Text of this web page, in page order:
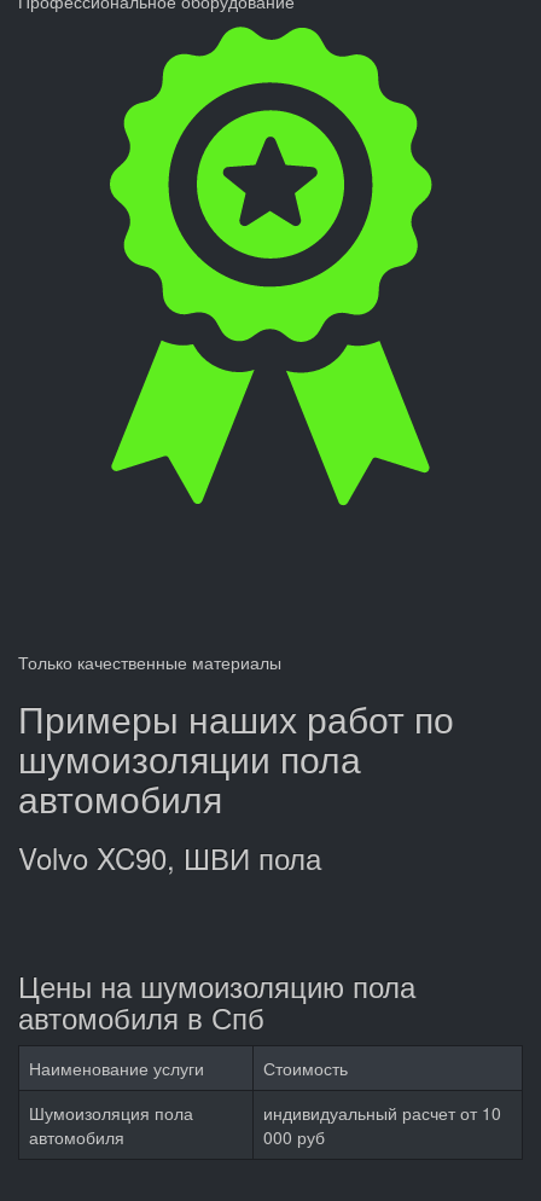
Только качественные материалы
Примеры наших работ по
шумоизоляции пола
автомобиля
Volvo XC90, ШВИ пола
Цены на шумоизоляцию пола
автомобиля в Спб
Наименование услуги
Стоимость
Шумоизоляция пола
автомобиля
индивидуальный расчет от 10
000 руб